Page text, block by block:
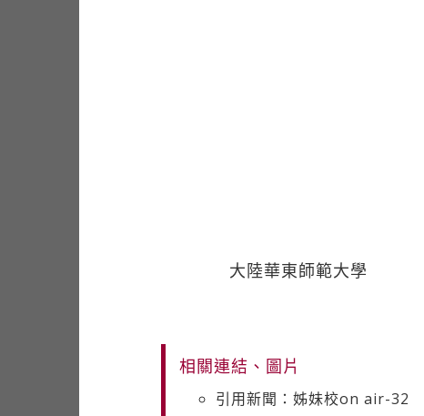
大陸華東師範大學
相關連結、圖片
引用新聞：姊妹校on air-32